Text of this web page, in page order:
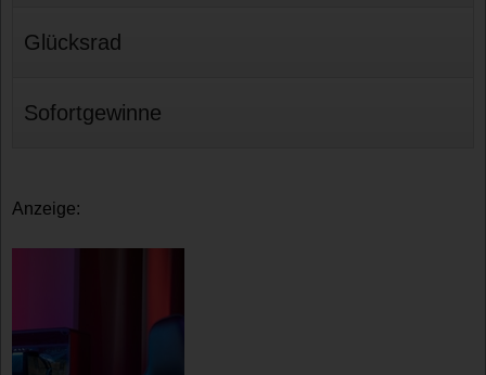
Glücksrad
Sofortgewinne
Anzeige: